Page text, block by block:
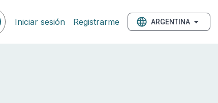
Iniciar sesión Registrarme ARGENTINA